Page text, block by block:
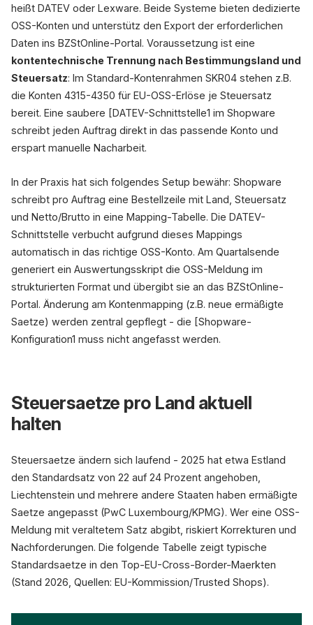
heißt DATEV oder Lexware. Beide Systeme bieten dedizierte
OSS-Konten und unterstütz den Export der erforderlichen
Daten ins BZStOnline-Portal. Voraussetzung ist eine
kontentechnische Trennung nach Bestimmungsland und
Steuersatz: Im Standard-Kontenrahmen SKR04 stehen z.B.
die Konten 4315-4350 für EU-OSS-Erlöse je Steuersatz
bereit. Eine saubere [DATEV-Schnittstelle1 im Shopware
schreibt jeden Auftrag direkt in das passende Konto und
erspart manuelle Nacharbeit.
In der Praxis hat sich folgendes Setup bewähr: Shopware
schreibt pro Auftrag eine Bestellzeile mit Land, Steuersatz
und Netto/Brutto in eine Mapping-Tabelle. Die DATEV-
Schnittstelle verbucht aufgrund dieses Mappings
automatisch in das richtige OSS-Konto. Am Quartalsende
generiert ein Auswertungsskript die OSS-Meldung im
strukturierten Format und übergibt sie an das BZStOnline-
Portal. Änderung am Kontenmapping (z.B. neue ermäßigte
Saetze) werden zentral gepflegt - die [Shopware-
Konfiguration1 muss nicht angefasst werden.
Steuersaetze pro Land aktuell
halten
Steuersaetze ändern sich laufend - 2025 hat etwa Estland
den Standardsatz von 22 auf 24 Prozent angehoben,
Liechtenstein und mehrere andere Staaten haben ermäßigte
Saetze angepasst (PwC Luxembourg/KPMG). Wer eine OSS-
Meldung mit veraltetem Satz abgibt, riskiert Korrekturen und
Nachforderungen. Die folgende Tabelle zeigt typische
Standardsaetze in den Top-EU-Cross-Border-Maerkten
(Stand 2026, Quellen: EU-Kommission/Trusted Shops).